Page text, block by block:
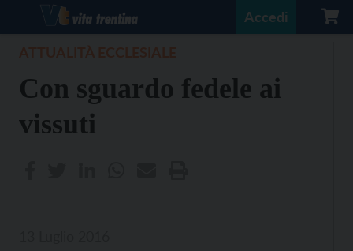
Accedi
Con sguardo fedele ai
vissuti